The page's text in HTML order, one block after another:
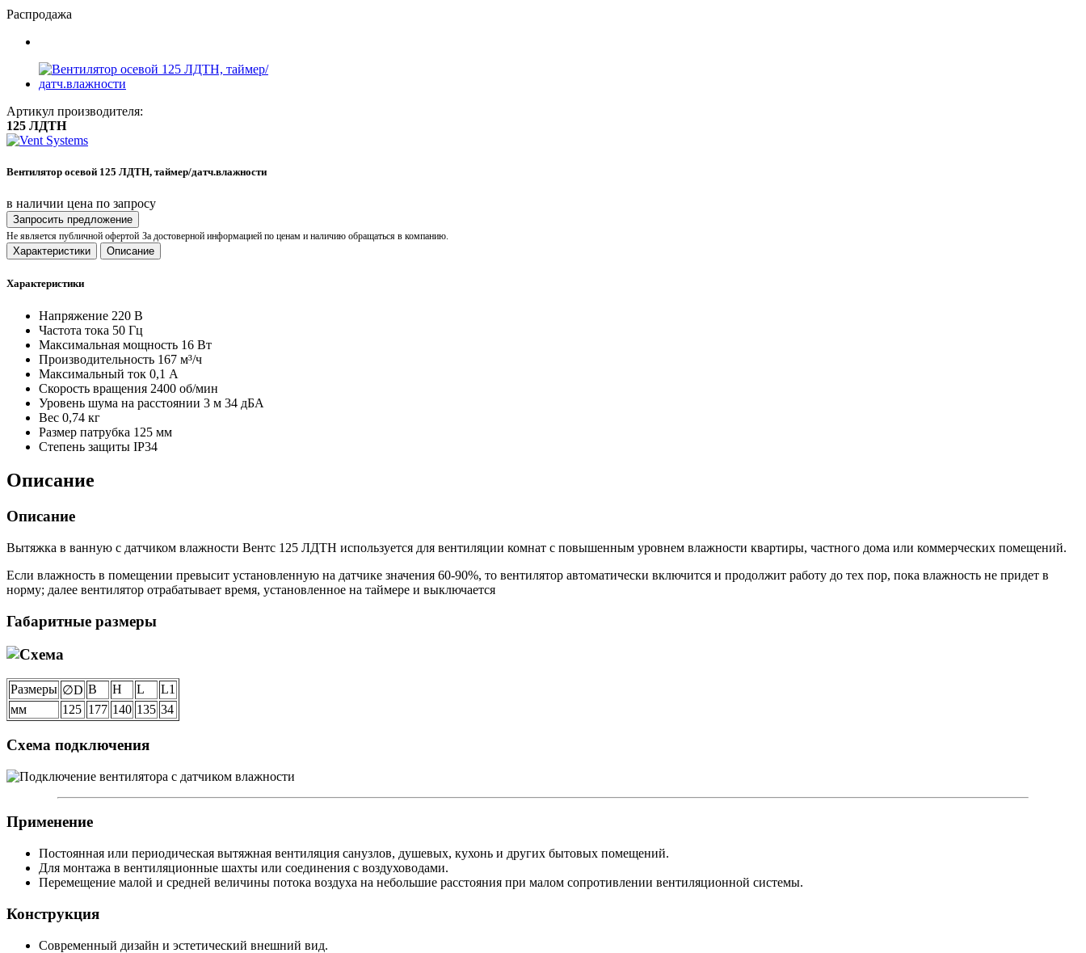
Распродажа
Артикул производителя:
125 ЛДТН
Вентилятор осевой 125 ЛДТН, таймер/датч.влажности
в наличии цена по запросу
Запросить предложение
Не является публичной офертой За достоверной информацией по ценам и наличию обращаться в компанию.
Характеристики Описание
Характеристики
Напряжение 220 В
Частота тока 50 Гц
Максимальная мощность 16 Вт
Производительность 167 м³/ч
Максимальный ток 0,1 А
Скорость вращения 2400 об/мин
Уровень шума на расстоянии 3 м 34 дБА
Вес 0,74 кг
Размер патрубка 125 мм
Степень защиты IP34
Описание
Описание
Вытяжка в ванную с датчиком влажности Вентс 125 ЛДТН используется для вентиляции комнат с повышенным уровнем влажности квартиры, частного дома или коммерческих помещений.
Если влажность в помещении превысит установленную на датчике значения 60-90%, то вентилятор автоматически включится и продолжит работу до тех пор, пока влажность не придет в
норму; далее вентилятор отрабатывает время, установленное на таймере и выключается
Габаритные размеры
Размеры ∅D B H L
L1
мм
125 177 140 135 34
Схема подключения
Применение
Постоянная или периодическая вытяжная вентиляция санузлов, душевых, кухонь и других бытовых помещений.
Для монтажа в вентиляционные шахты или соединения с воздуховодами.
Перемещение малой и средней величины потока воздуха на небольшие расстояния при малом сопротивлении вентиляционной системы.
Конструкция
Современный дизайн и эстетический внешний вид.